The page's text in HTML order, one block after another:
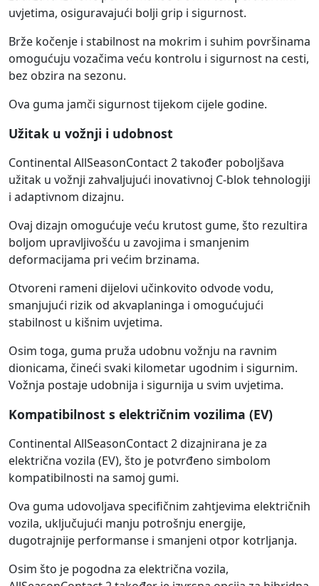
uvjetima, osiguravajući bolji grip i sigurnost.
Brže kočenje i stabilnost na mokrim i suhim površinama
omogućuju vozačima veću kontrolu i sigurnost na cesti,
bez obzira na sezonu.
Ova guma jamči sigurnost tijekom cijele godine.
Užitak u vožnji i udobnost
Continental AllSeasonContact 2 također poboljšava
užitak u vožnji zahvaljujući inovativnoj C-blok tehnologiji
i adaptivnom dizajnu.
Ovaj dizajn omogućuje veću krutost gume, što rezultira
boljom upravljivošću u zavojima i smanjenim
deformacijama pri većim brzinama.
Otvoreni rameni dijelovi učinkovito odvode vodu,
smanjujući rizik od akvaplaninga i omogućujući
stabilnost u kišnim uvjetima.
Osim toga, guma pruža udobnu vožnju na ravnim
dionicama, čineći svaki kilometar ugodnim i sigurnim.
Vožnja postaje udobnija i sigurnija u svim uvjetima.
Kompatibilnost s električnim vozilima (EV)
Continental AllSeasonContact 2 dizajnirana je za
električna vozila (EV), što je potvrđeno simbolom
kompatibilnosti na samoj gumi.
Ova guma udovoljava specifičnim zahtjevima električnih
vozila, uključujući manju potrošnju energije,
dugotrajnije performanse i smanjeni otpor kotrljanja.
Osim što je pogodna za električna vozila,